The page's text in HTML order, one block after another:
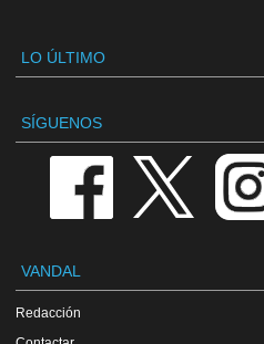
LO ÚLTIMO
SÍGUENOS
VANDAL
Redacción